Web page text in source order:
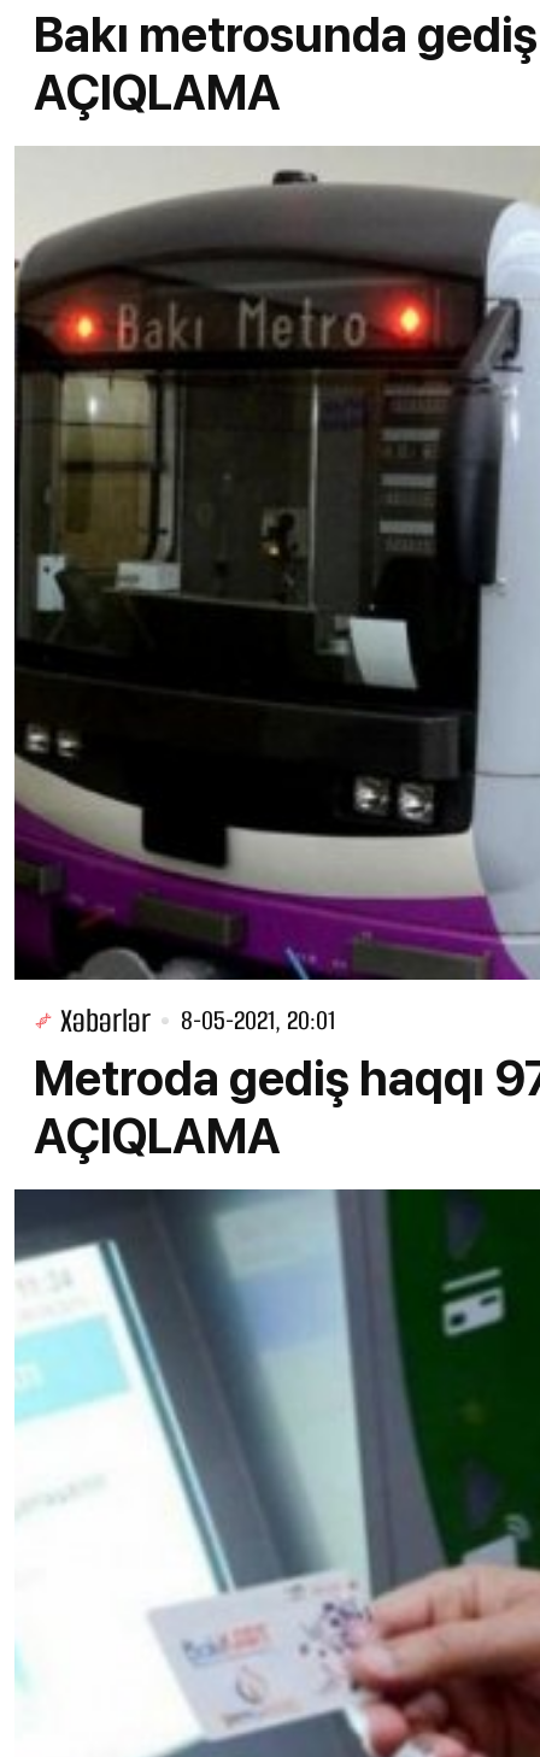
Bakı metrosunda gediş
AÇIQLAMA
Xəbərlər 8-05-2021, 20:01
Metroda gediş haqqı
AÇIQLAMA